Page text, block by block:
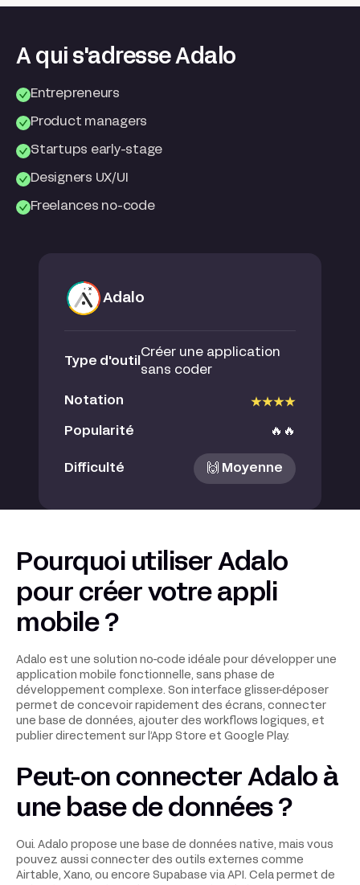
A qui s'adresse Adalo
Entrepreneurs
Product managers
Startups early-stage
Designers UX/UI
Freelances no-code
Adalo
Type d'outil
Créer une application
sans coder
Notation
Popularité 🔥🔥
Difficulté 🙌 Moyenne
Pourquoi utiliser Adalo
pour créer votre appli
mobile ?
Adalo est une solution no-code idéale pour développer une
application mobile fonctionnelle, sans phase de
développement complexe. Son interface glisser-déposer
permet de concevoir rapidement des écrans, connecter
une base de données, ajouter des workflows logiques, et
publier directement sur l’App Store et Google Play.
Peut-on connecter Adalo à
une base de données ?
Oui. Adalo propose une base de données native, mais vous
pouvez aussi connecter des outils externes comme
Airtable, Xano, ou encore Supabase via API. Cela permet de